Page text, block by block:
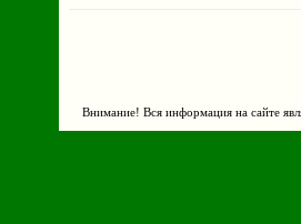
Внимание! Вся информация на сайте